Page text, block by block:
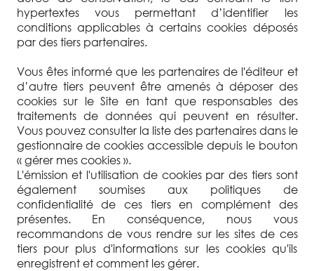
hypertextes vous permettant d’identifier les
conditions applicables à certains cookies déposés
par des tiers partenaires.
Vous êtes informé que les partenaires de l'éditeur et
d’autre tiers peuvent être amenés à déposer des
cookies sur le Site en tant que responsables des
traitements de données qui peuvent en résulter.
Vous pouvez consulter la liste des partenaires dans le
gestionnaire de cookies accessible depuis le bouton
« gérer mes cookies ».
L'émission et l'utilisation de cookies par des tiers sont
également soumises aux politiques de
confidentialité de ces tiers en complément des
présentes. En conséquence, nous vous
recommandons de vous rendre sur les sites de ces
tiers pour plus d'informations sur les cookies qu'ils
enregistrent et comment les gérer.